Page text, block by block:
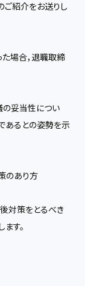
ご紹介をお送りし
場合，退職取締
妥当性につい
あるとの姿勢を示
のあり方
対策をとるべき
す。